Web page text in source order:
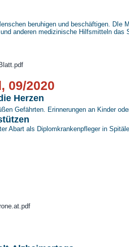
beruhigen und beschäftigen.
anderen medizinische Hilfsmitteln das
09/2020
Herzen
Gefährten. Erinnerungen an Kinder
Abart als Diplomkrankenpfleger in